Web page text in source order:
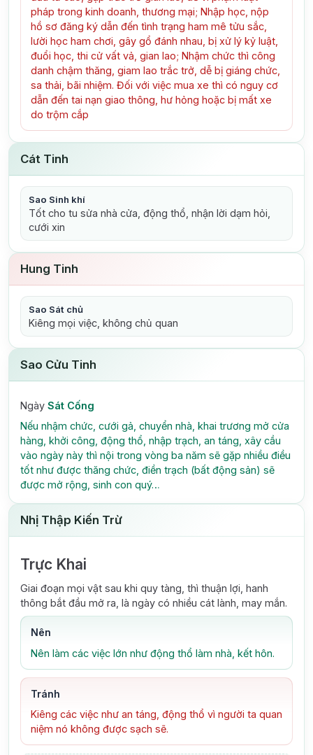
pháp trong kinh doanh, thương mại; Nhập học, nộp
hồ sơ đăng ký dẫn đến tình trạng ham mê tửu sắc,
lười học ham chơi, gây gổ đánh nhau, bị xử lý kỷ luật,
đuổi học, thi cử vất vả, gian lao; Nhậm chức thì công
danh chậm thăng, giam lao trắc trở, dễ bị giáng chức,
sa thải, bãi nhiệm. Đối với việc mua xe thì có nguy cơ
dẫn đến tai nạn giao thông, hư hỏng hoặc bị mất xe
do trộm cắp
Cát Tinh
Sao Sinh khí
Tốt cho tu sửa nhà cửa, động thổ, nhận lời dạm hỏi,
cưới xin
Hung Tinh
Sao Sát chủ
Kiêng mọi việc, không chủ quan
Sao Cửu Tinh
Ngày Sát Cống
Nếu nhậm chức, cưới gả, chuyển nhà, khai trương mở cửa
hàng, khởi công, động thổ, nhập trạch, an táng, xây cầu
vào ngày này thì nội trong vòng ba năm sẽ gặp nhiều điều
tốt như được thăng chức, điền trạch (bất động sản) sẽ
được mở rộng, sinh con quý…
Nhị Thập Kiến Trừ
Trực Khai
Giai đoạn mọi vật sau khi quy tàng, thì thuận lợi, hanh
thông bắt đầu mở ra, là ngày có nhiều cát lành, may mắn.
Nên
Nên làm các việc lớn như động thổ làm nhà, kết hôn.
Tránh
Kiêng các việc như an táng, động thổ vì người ta quan
niệm nó không được sạch sẽ.